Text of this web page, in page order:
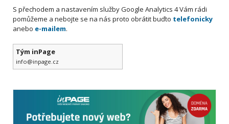
S přechodem a nastavením služby Google Analytics 4 Vám rádi
pomůžeme a nebojte se na nás proto obrátit buďto telefonicky
anebo e-mailem.
Tým inPage
info@inpage.cz